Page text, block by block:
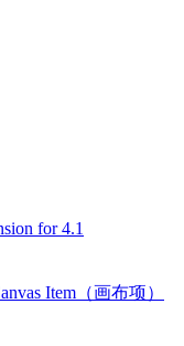
for 4.1
Item（画布项）